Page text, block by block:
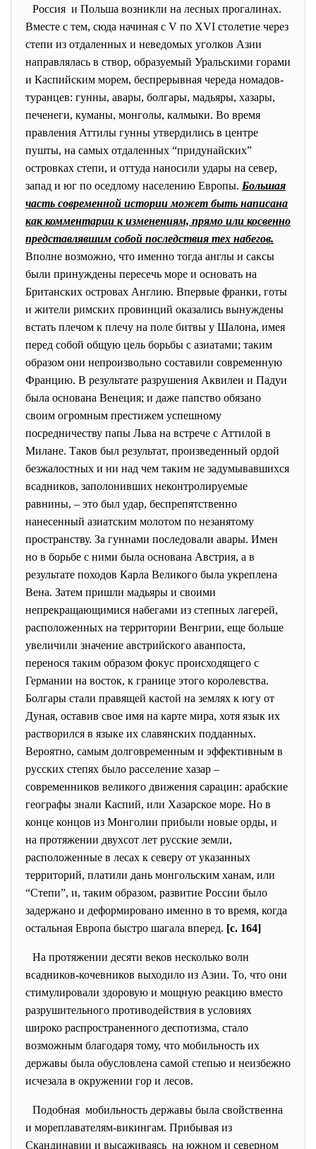
Россия и Польша возникли на лесных прогалинах.
Вместе с тем, сюда начиная с V по XVI столетие через
степи из отдаленных и неведомых уголков Азии
направлялась в створ, образуемый Уральскими горами
и Каспийским морем, беспрерывная череда номадов-
туранцев: гунны, авары, болгары, мадьяры, хазары,
печенеги, куманы, монголы, калмыки. Во время
правления Аттилы гунны утвердились в центре
пушты, на самых отдаленных “придунайских”
островках степи, и оттуда наносили удары на север,
запад и юг по оседлому населению Европы. Большая
часть современной истории может быть написана
как комментарии к изменениям, прямо или косвенно
представлявшим собой последствия тех набегов.
Вполне возможно, что именно тогда англы и саксы
были принуждены пересечь море и основать на
Британских островах Англию. Впервые франки, готы
и жители римских провинций оказались вынуждены
встать плечом к плечу на поле битвы у Шалона, имея
перед собой общую цель борьбы с азиатами; таким
образом они непроизвольно составили современную
Францию. В результате разрушения Аквилеи и Падуи
была основана Венеция; и даже папство обязано
своим огромным престижем успешному
посредничеству папы Льва на встрече с Аттилой в
Милане. Таков был результат, произведенный ордой
безжалостных и ни над чем таким не задумывавшихся
всадников, заполонивших неконтролируемые
равнины, – это был удар, беспрепятственно
нанесенный азиатским молотом по незанятому
пространству. За гуннами последовали авары. Имен
но в борьбе с ними была основана Австрия, а в
результате походов Карла Великого была укреплена
Вена. Затем пришли мадьяры и своими
непрекращающимися набегами из степных лагерей,
расположенных на территории Венгрии, еще больше
увеличили значение австрийского аванпоста,
перенося таким образом фокус происходящего с
Германии на восток, к границе этого королевства.
Болгары стали правящей кастой на землях к югу от
Дуная, оставив свое имя на карте мира, хотя язык их
растворился в языке их славянских подданных.
Вероятно, самым долговременным и эффективным в
русских степях было расселение хазар –
современников великого движения сарацин: арабские
географы знали Каспий, или Хазарское море. Но в
конце концов из Монголии прибыли новые орды, и
на протяжении двухсот лет русские земли,
расположенные в лесах к северу от указанных
территорий, платили дань монгольским ханам, или
“Степи”, и, таким образом, развитие России было
задержано и деформировано именно в то время, когда
остальная Европа быстро шагала вперед. [c. 164]
На протяжении десяти веков несколько волн
всадников-кочевников выходило из Азии. То, что они
стимулировали здоровую и мощную реакцию вместо
разрушительного противодействия в условиях
широко распространенного деспотизма, стало
возможным благодаря тому, что мобильность их
державы была обусловлена самой степью и неизбежно
исчезала в окружении гор и лесов.
Подобная мобильность державы была свойственна
и мореплавателям-викингам. Прибывая из
Скандинавии и высаживаясь на южном и северном